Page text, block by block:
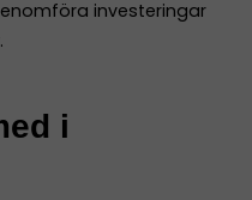
investeringar
i